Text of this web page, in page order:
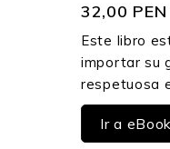
32,00 PEN
Este libro
importar su
respetuosa
Ir a eBook